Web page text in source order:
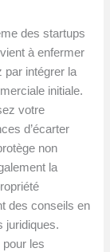
des startups
à enfermer
par intégrer la
initiale.
votre
d’écarter
non
la
des conseils en
juridiques.
les